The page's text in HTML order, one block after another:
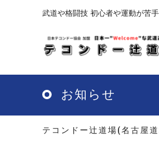
武道や格闘技 初心者や運動が苦
お知らせ
テコンドー辻道場(名古屋